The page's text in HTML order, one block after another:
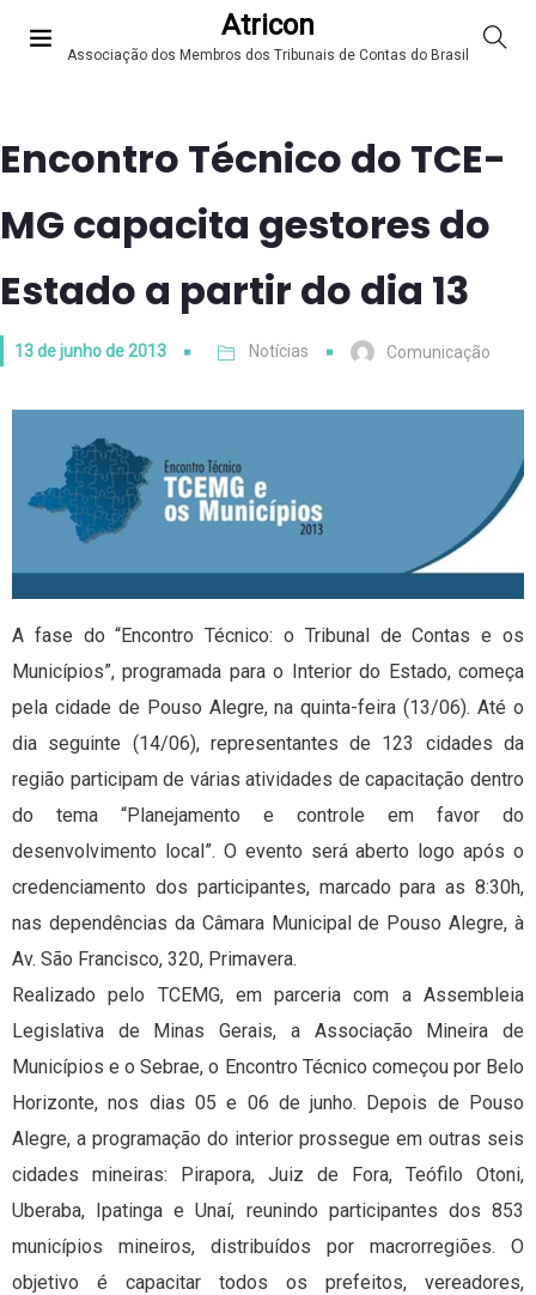
Atricon
Associação dos Membros dos Tribunais de Contas do Brasil
Encontro Técnico do TCE-
MG capacita gestores do
Estado a partir do dia 13
13 de junho de 2013 Notícias Comunicação
A fase do “Encontro Técnico: o Tribunal de Contas e os
Municípios”, programada para o Interior do Estado, começa
pela cidade de Pouso Alegre, na quinta-feira (13/06). Até o
dia seguinte (14/06), representantes de 123 cidades da
região participam de várias atividades de capacitação dentro
do tema “Planejamento e controle em favor do
desenvolvimento local”. O evento será aberto logo após o
credenciamento dos participantes, marcado para as 8:30h,
nas dependências da Câmara Municipal de Pouso Alegre, à
Av. São Francisco, 320, Primavera.
Realizado pelo TCEMG, em parceria com a Assembleia
Legislativa de Minas Gerais, a Associação Mineira de
Municípios e o Sebrae, o Encontro Técnico começou por Belo
Horizonte, nos dias 05 e 06 de junho. Depois de Pouso
Alegre, a programação do interior prossegue em outras seis
cidades mineiras: Pirapora, Juiz de Fora, Teófilo Otoni,
Uberaba, Ipatinga e Unaí, reunindo participantes dos 853
municípios mineiros, distribuídos por macrorregiões. O
objetivo é capacitar todos os prefeitos, vereadores,